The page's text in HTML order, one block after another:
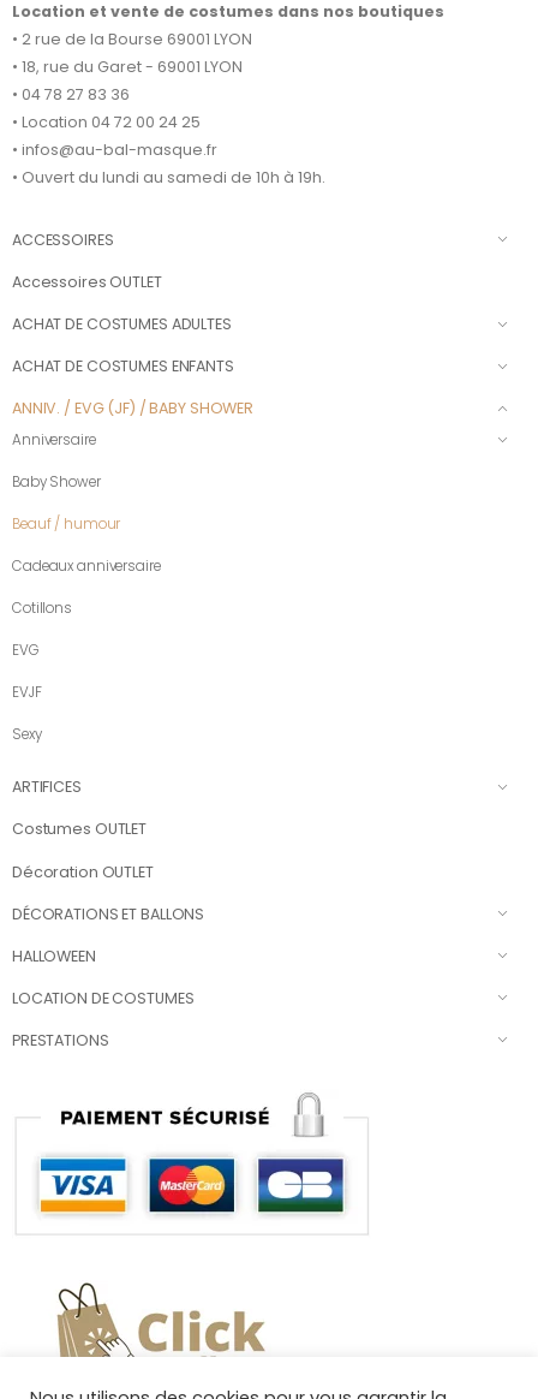
Location et vente de costumes dans nos boutiques
• 2 rue de la Bourse 69001 LYON
• 18, rue du Garet - 69001 LYON
• 04 78 27 83 36
• Location 04 72 00 24 25
• infos@au-bal-masque.fr
• Ouvert du lundi au samedi de 10h à 19h.
ACCESSOIRES
Accessoires OUTLET
ACHAT DE COSTUMES ADULTES
ACHAT DE COSTUMES ENFANTS
ANNIV. / EVG (JF) / BABY SHOWER
Anniversaire
Baby Shower
Beauf / humour
Cadeaux anniversaire
Cotillons
EVG
EVJF
Sexy
ARTIFICES
Costumes OUTLET
Décoration OUTLET
DÉCORATIONS ET BALLONS
HALLOWEEN
LOCATION DE COSTUMES
PRESTATIONS